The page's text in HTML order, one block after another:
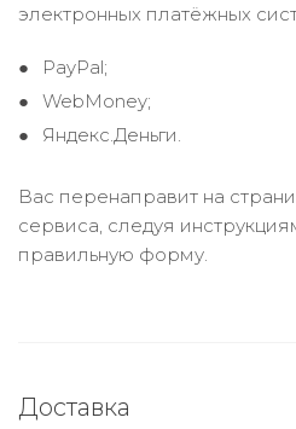
электронных платёжных
PayPal;
WebMoney;
Яндекс.Деньги.
Вас перенаправит на
сервиса, следуя
правильную форму.
Доставка